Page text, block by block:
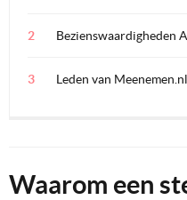
Bezienswaardigheden
Leden van
Waarom een